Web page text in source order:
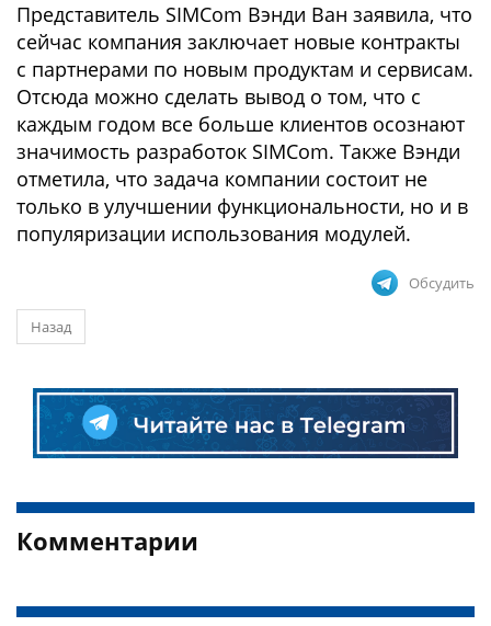
Представитель SIMCom Вэнди Ван заявила, что
сейчас компания заключает новые контракты
с партнерами по новым продуктам и сервисам.
Отсюда можно сделать вывод о том, что с
каждым годом все больше клиентов осознают
значимость разработок SIMCom. Также Вэнди
отметила, что задача компании состоит не
только в улучшении функциональности, но и в
популяризации использования модулей.
Обсудить
Назад
Комментарии